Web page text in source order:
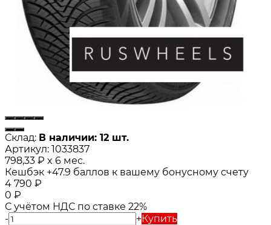
Склад: В наличии: 12 шт.
Артикул: 1033837
798,33 ₽ x 6 мес.
Кешбэк +47.9 баллов к вашему бонусному счету
4 790 ₽
0 ₽
С учётом НДС по ставке 22%
-
+Купить